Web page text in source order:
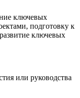
ключевых
подготовку к
ключевых
или руководства